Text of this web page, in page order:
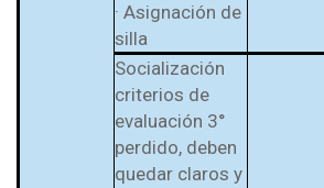
· Asignación de
silla
Socialización
criterios de
evaluación 3°
perdido, deben
quedar claros y